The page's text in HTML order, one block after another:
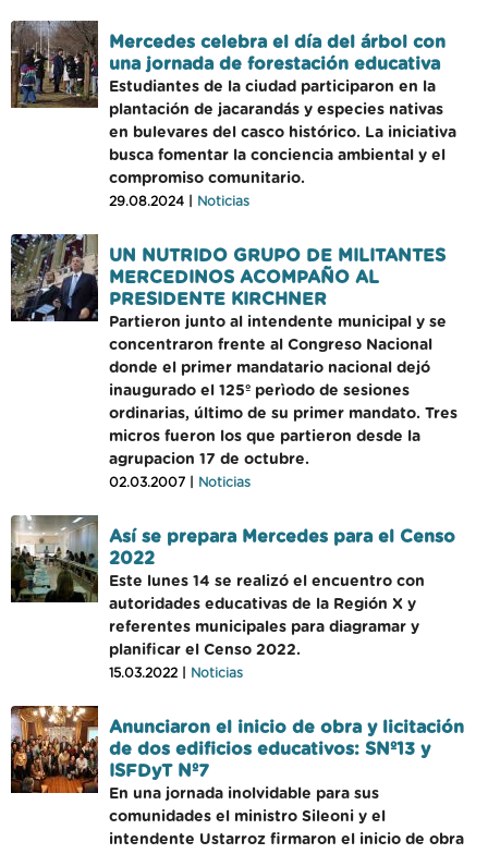
Mercedes celebra el día del árbol con
una jornada de forestación educativa
Estudiantes de la ciudad participaron en la
plantación de jacarandás y especies nativas
en bulevares del casco histórico. La iniciativa
busca fomentar la conciencia ambiental y el
compromiso comunitario.
29.08.2024 | Noticias
UN NUTRIDO GRUPO DE MILITANTES
MERCEDINOS ACOMPAÑO AL
PRESIDENTE KIRCHNER
Partieron junto al intendente municipal y se
concentraron frente al Congreso Nacional
donde el primer mandatario nacional dejó
inaugurado el 125º perìodo de sesiones
ordinarias, último de su primer mandato. Tres
micros fueron los que partieron desde la
agrupacion 17 de octubre.
02.03.2007 | Noticias
Así se prepara Mercedes para el Censo
2022
Este lunes 14 se realizó el encuentro con
autoridades educativas de la Región X y
referentes municipales para diagramar y
planificar el Censo 2022.
15.03.2022 | Noticias
Anunciaron el inicio de obra y licitación
de dos edificios educativos: SNº13 y
ISFDyT Nº7
En una jornada inolvidable para sus
comunidades el ministro Sileoni y el
intendente Ustarroz firmaron el inicio de obra